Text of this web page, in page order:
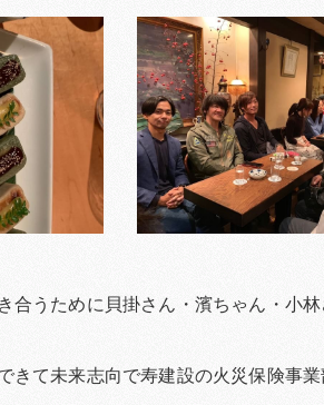
うために貝掛さん・濱ちゃん・小林
きて未来志向で寿建設の火災保険事業